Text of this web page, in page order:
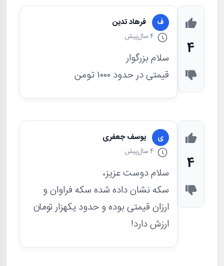
4
ف فرهاد تدین
4 سال پیش
سلام بزرگوار
قیمتی در حدود ۱۰۰۰ تومن
4
ی یوسف جعفری
4 سال پیش
سلام دوست عزیز،
سکه نشان داده شده سکه فراوان و
ارزان قیمتی بوده و حدود یکهزار تومان
ارزش دارد!